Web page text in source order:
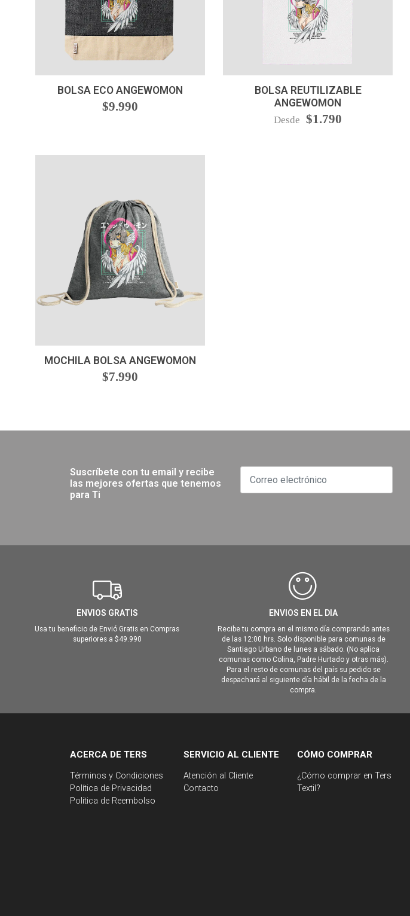
BOLSA ECO ANGEWOMON
$9.990
BOLSA REUTILIZABLE
ANGEWOMON
Desde $1.790
MOCHILA BOLSA ANGEWOMON
$7.990
Suscríbete con tu email y recibe
las mejores ofertas que tenemos
para Ti
ENVIOS GRATIS
Usa tu beneficio de Envió Gratis en Compras
superiores a $49.990
ENVIOS EN EL DIA
Recibe tu compra en el mismo día comprando antes
de las 12:00 hrs. Solo disponible para comunas de
Santiago Urbano de lunes a sábado. (No aplica
comunas como Colina, Padre Hurtado y otras más).
Para el resto de comunas del país su pedido se
despachará al siguiente día hábil de la fecha de la
compra.
ACERCA DE TERS
Términos y Condiciones
Política de Privacidad
Política de Reembolso
SERVICIO AL CLIENTE
Atención al Cliente
Contacto
CÓMO COMPRAR
¿Cómo comprar en Ters
Textil?